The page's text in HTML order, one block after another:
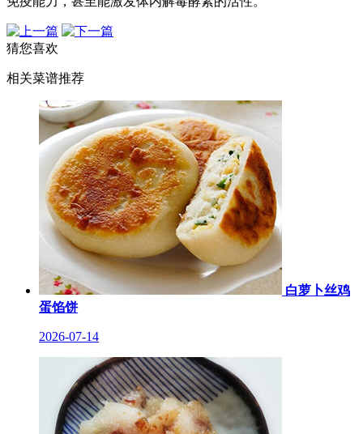
猜您喜欢
相关菜谱推荐
白萝卜丝鸡
蛋馅饼
2026-07-14